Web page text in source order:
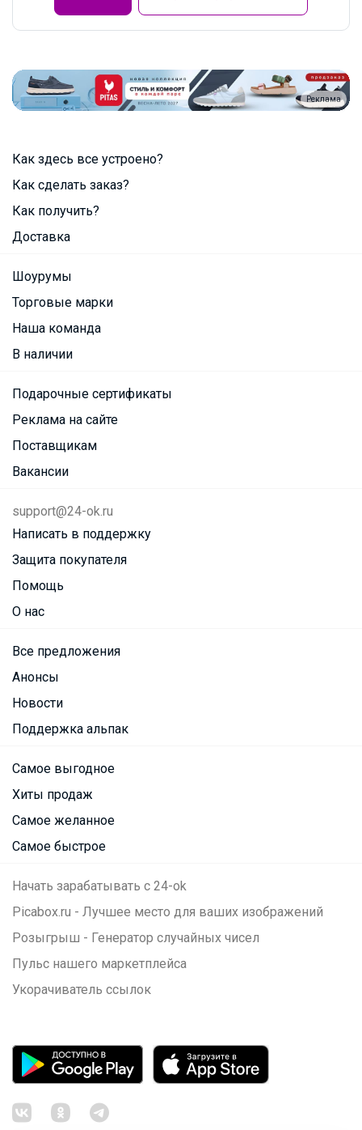
Реклама
Как здесь все устроено?
Как сделать заказ?
Как получить?
Доставка
Шоурумы
Торговые марки
Наша команда
В наличии
Подарочные сертификаты
Реклама на сайте
Поставщикам
Вакансии
support@24-ok.ru
Написать в поддержку
Защита покупателя
Помощь
О нас
Все предложения
Анонсы
Новости
Поддержка альпак
Самое выгодное
Хиты продаж
Самое желанное
Самое быстрое
Начать зарабатывать с 24-ok
Picabox.ru - Лучшее место для ваших изображений
Розыгрыш - Генератор случайных чисел
Пульс нашего маркетплейса
Укорачиватель ссылок